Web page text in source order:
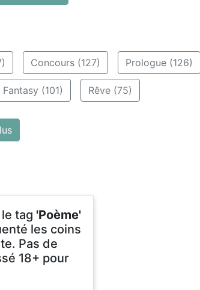
Concours (127) Prologue (126)
Fantasy (101) Rêve (75)
tag 'Poème'
les coins
Pas de
18+ pour